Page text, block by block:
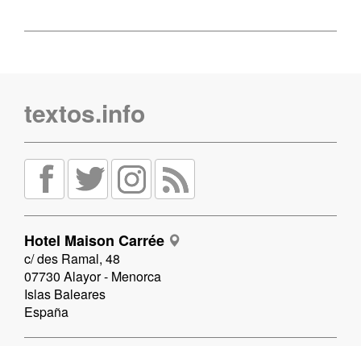
textos.info
Hotel Maison Carrée
c/ des Ramal, 48
07730 Alayor - Menorca
Islas Baleares
España